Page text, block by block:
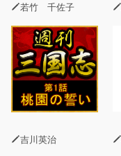
若竹 千佐子
吉川英治